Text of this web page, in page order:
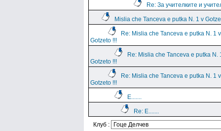
Re: За учителките и
Mislia che Tanceva e putka N. 1 v
Re: Mislia che Tanceva e putka N. 1 v
Gotzeto !!!
Re: Mislia che Tanceva e putka N.
Gotzeto !!!
Re: Mislia che Tanceva e putka N. 1 v
Gotzeto !!!
E.......
Re: E.......
Клуб :